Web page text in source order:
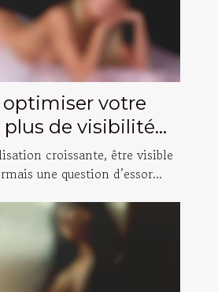
votre
de visibilité
croissante, être visible
une question d’essor...